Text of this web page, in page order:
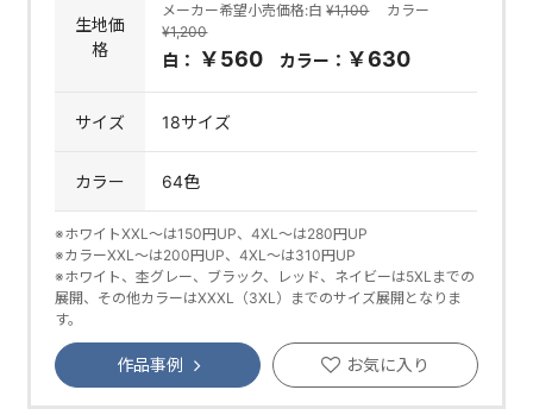
生地価
格
メーカー希望小売価格:白¥1,100カラー
¥1,200
白： ￥560 カラー： ￥630
サイズ 18サイズ
カラー 64色
※ホワイトXXL～は150円UP、4XL～は280円UP
※カラーXXL〜は200円UP、4XL～は310円UP
※ホワイト、杢グレー、ブラック、レッド、ネイビーは5XLまでの
展開、その他カラーはXXXL（3XL）までのサイズ展開となりま
す。
作品事例 お気に入り